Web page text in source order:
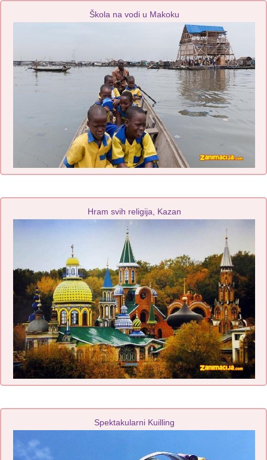
Škola na vodi u Makoku
Hram svih religija, Kazan
Spektakularni Kuilling